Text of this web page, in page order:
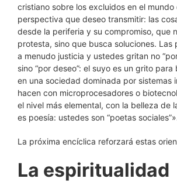
cristiano sobre los excluidos en el mundo
perspectiva que deseo transmitir: las
desde la periferia y su compromiso, que
protesta, sino que busca soluciones. Las
a menudo justicia y ustedes gritan no
sino “por deseo”: el suyo es un grito
en una sociedad dominada por sistemas
hacen con microprocesadores o
el nivel más elemental, con la belleza de
es poesía: ustedes son “poetas
La próxima encíclica reforzará estas
La espiritualidad